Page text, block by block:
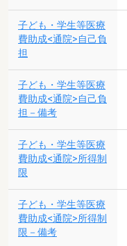
子ども・学生等医療
費助成<通院>自己負
担
子ども・学生等医療
費助成<通院>自己負
担－備考
子ども・学生等医療
費助成<通院>所得制
限
子ども・学生等医療
費助成<通院>所得制
限－備考